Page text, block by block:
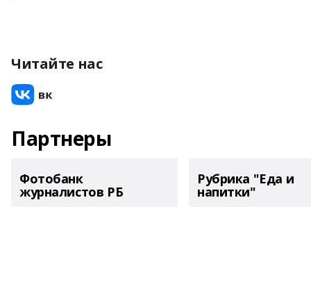
Читайте нас
Партнеры
Фотобанк
журналистов РБ
Рубрика "Еда и
напитки"